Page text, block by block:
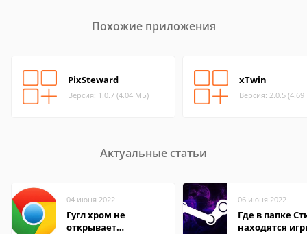
Похожие приложения
PixSteward
Версия: 1.0.7 (4.04 МБ)
xTwin
Версия: 2.0.5
Актуальные статьи
04 июня 2022
Гугл хром не
открывает
06 июня 2022
Где в папке
находятся